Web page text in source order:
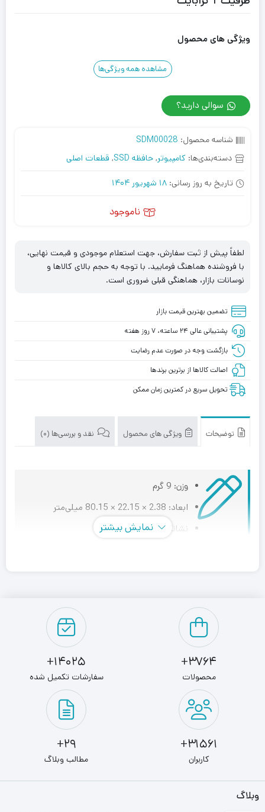
ویژگی های محصول
مشاهده همه ویژگی‌ها
سوالی دارید؟
شناسه محصول: SDM00028
دسته‌بندی‌ها: کامپیوتر, حافظه SSD , قطعات اصلی
تاریخ به روز رسانی: 18 شهریور 1404
ناموجود
لطفاً پیش از ثبت سفارش، جهت استعلام موجودی و قیمت نهایی،
با فروشنده هماهنگ فرمایید. با توجه به حجم بالای کالاها و
نوسانات بازار، هماهنگی قبلی ضروری است.
تضمین بهترین قیمت بازار
پشتیبانی عالی ۲۴ ساعته، ۷ روز هفته
بازگشت وجه در صورت عدم رضایت
اصالت کالاها از برترین برندها
تحویل سریع در کمترین زمان ممکن
توضیحات ویژگی های محصول نقد و بررسی‌ها (0)
وزن: 9 گرم
ابعاد: 2.38 × 22.15 × 80.15 میلی‌متر
نشانگر LED: ندارد
است که می‌خواهند با انتخابی مطمئن از حداکثر پتانسیل رایانه
خود بهره ببرند و یا بیشترین سرعت ممکن را در انتقال اطلاعات
کسب کنند.
این SSD امکان استفاده‌ی همزمان از چند برنامه و دیتا را برای
شما فراهم می‌کند. هاردهای SSD بر خلاف هارددیسک‌ها برای
ذخیره اطلاعات از هیچ قسمت مکانیکی استفاده نمی‌کنند. این
موضوع باعث شده که در برابر بسیاری از صدمات مقاوم باشند.
نمایش بیشتر
3764+
محصولات
14025+
سفارشات تکمیل شده
31561+
کاربران
29+
مطالب وبلاگ
وبلاگ